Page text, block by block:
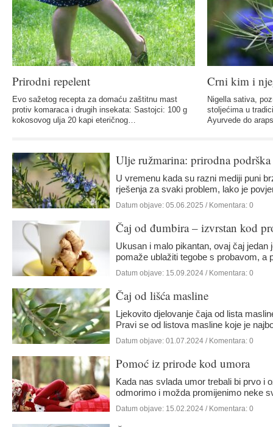
Prirodni repelent
Evo sažetog recepta za domaću zaštitnu mast
protiv komaraca i drugih insekata: Sastojci: 100 g
kokosovog ulja 20 kapi eteričnog…
Crni kim i
Nigella sativa,
stoljećima u
Ayurvede do
Ulje ružmarina: prirodna
U vremenu kada su razni mediji puni
rješenja za svaki problem, lako je
Datum objave: 05.06.2025 / Komentara: 0
Čaj od đumbira – izvrstan kod
Ukusan i malo pikantan, ovaj čaj jedan
pomaže ublažiti tegobe s probavom, a
Datum objave: 15.09.2024 / Komentara: 0
Čaj od lišća masline
Ljekovito djelovanje čaja od lista
Pravi se od listova masline koje je
Datum objave: 01.07.2024 / Komentara: 0
Pomoć iz prirode kod umora
Kada nas svlada umor trebali bi prvo i
odmorimo i možda promijenimo neke
Datum objave: 15.02.2024 / Komentara: 0